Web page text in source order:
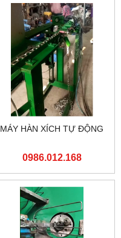
MÁY HÀN XÍCH TỰ ĐỘNG
0986.012.168